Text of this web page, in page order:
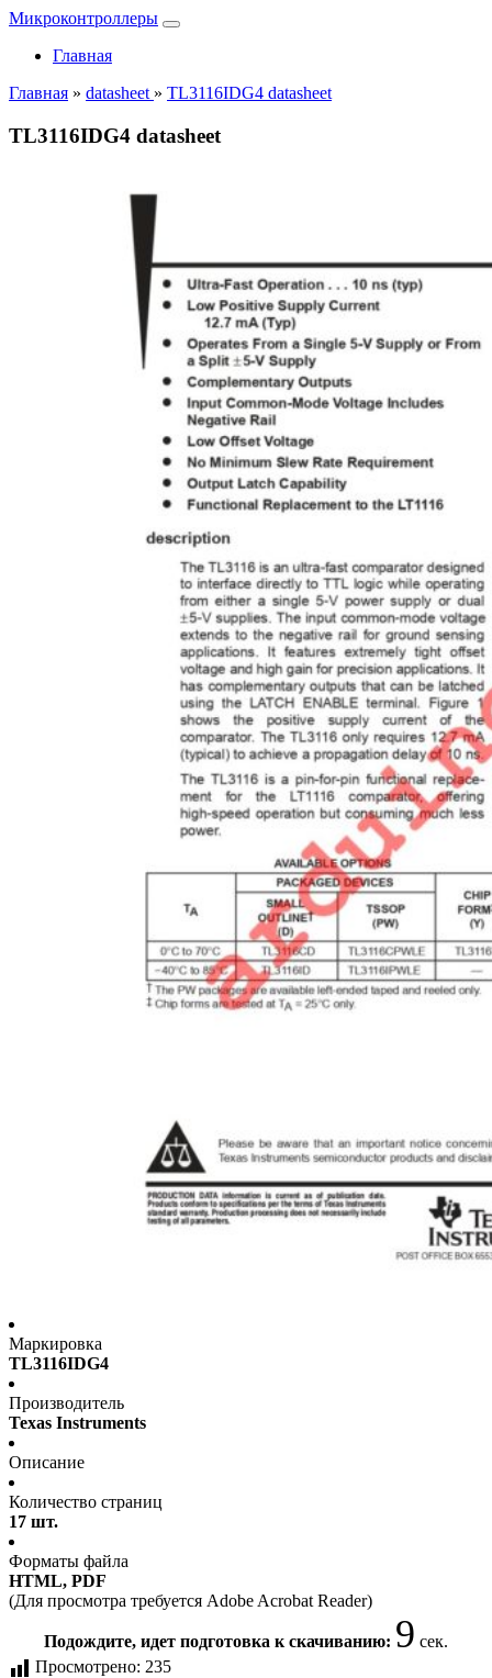
Микроконтроллеры
Главная
Главная » datasheet » TL3116IDG4 datasheet
TL3116IDG4 datasheet
Маркировка
TL3116IDG4
Производитель
Texas Instruments
Описание
Количество страниц
17 шт.
Форматы файла
HTML, PDF
(Для просмотра требуется Adobe Acrobat Reader)
Подождите, идет подготовка к скачиванию: 9 сек.
Просмотрено: 235